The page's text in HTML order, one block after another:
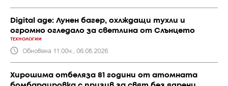
Digital age: Лунен багер, охлждащи тухли и
огромно огледало за светлина от Слънцето
ТЕХНОЛОГИИ
Обновена 11:00ч., 06.08.2026
Хирошима отбеляза 81 години от атомната